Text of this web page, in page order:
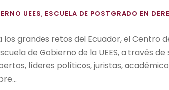
UEES, ESCUELA DE POSTGRADO EN
grandes retos del Ecuador, el Centro
de Gobierno de la UEES, a través
líderes políticos, juristas,